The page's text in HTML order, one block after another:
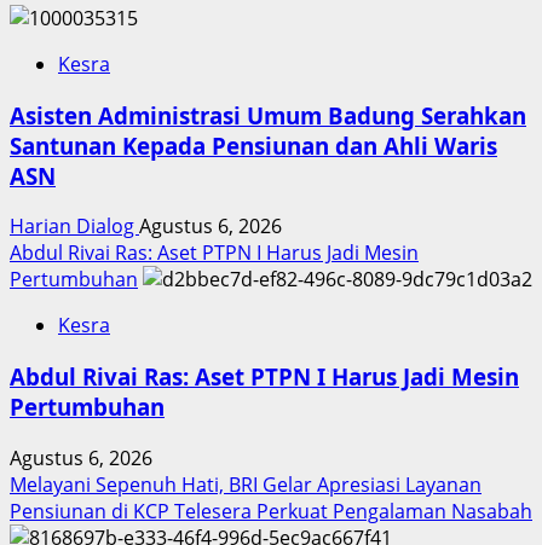
Kesra
Asisten Administrasi Umum Badung Serahkan
Santunan Kepada Pensiunan dan Ahli Waris
ASN
Harian DialogAgustus 6, 2026
Abdul Rivai Ras: Aset PTPN I Harus Jadi Mesin
Pertumbuhan
Kesra
Abdul Rivai Ras: Aset PTPN I Harus Jadi Mesin
Pertumbuhan
Agustus 6, 2026
Melayani Sepenuh Hati, BRI Gelar Apresiasi Layanan
Pensiunan di KCP Telesera Perkuat Pengalaman Nasabah